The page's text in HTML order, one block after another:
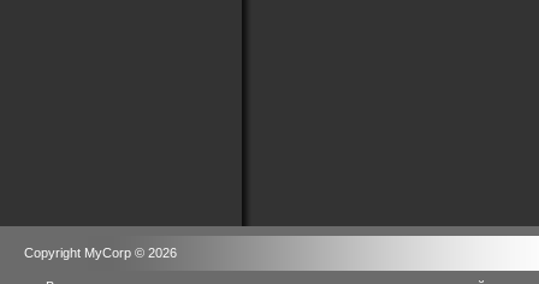
Copyright MyCorp © 2026